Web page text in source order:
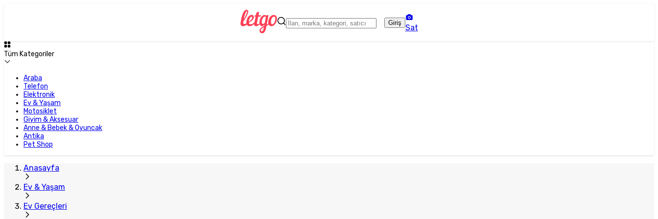
Giriş
Sat
Tüm Kategoriler
Araba
Telefon
Elektronik
Ev & Yaşam
Motosiklet
Giyim & Aksesuar
Anne & Bebek & Oyuncak
Antika
Pet Shop
Anasayfa
Ev & Yaşam
Ev Gereçleri